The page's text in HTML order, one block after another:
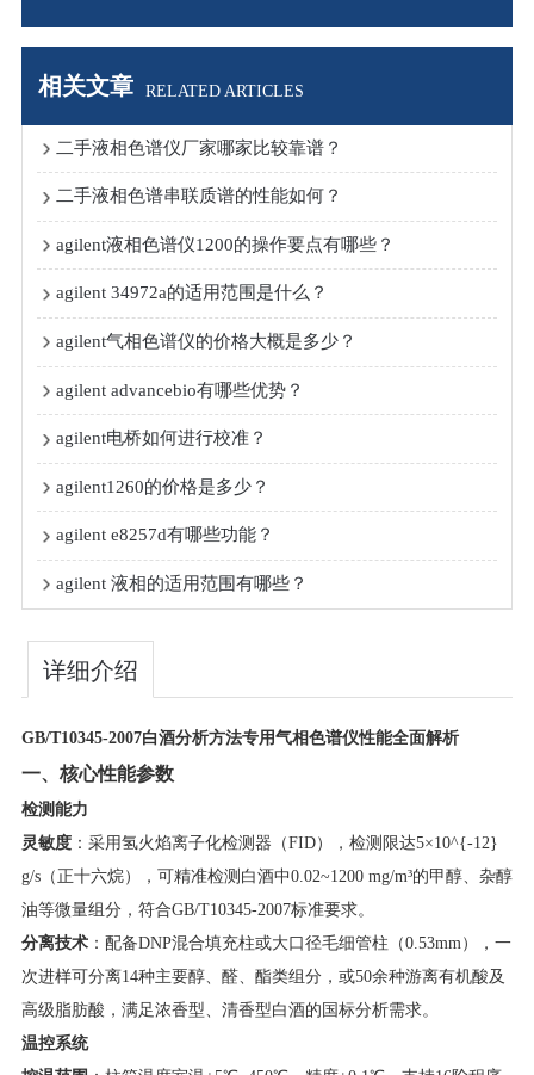
相关文章 RELATED ARTICLES
二手液相色谱仪厂家哪家比较靠谱？
二手液相色谱串联质谱的性能如何？
agilent液相色谱仪1200的操作要点有哪些？
agilent 34972a的适用范围是什么？
agilent气相色谱仪的价格大概是多少？
agilent advancebio有哪些优势？
agilent电桥如何进行校准？
agilent1260的价格是多少？
agilent e8257d有哪些功能？
agilent 液相的适用范围有哪些？
详细介绍
​GB/T10345-2007白酒分析方法专用气相色谱仪性能全面解析​
​一、核心性能参数​
​检测能力​
​灵敏度​​：采用氢火焰离子化检测器（FID），检测限达5×10^{-12}
g/s（正十六烷），可精准检测白酒中0.02~1200 mg/m³的甲醇、杂醇
油等微量组分，符合GB/T10345-2007标准要求。
​分离技术​​：配备DNP混合填充柱或大口径毛细管柱（0.53mm），一
次进样可分离14种主要醇、醛、酯类组分，或50余种游离有机酸及
高级脂肪酸，满足浓香型、清香型白酒的国标分析需求。
​温控系统​